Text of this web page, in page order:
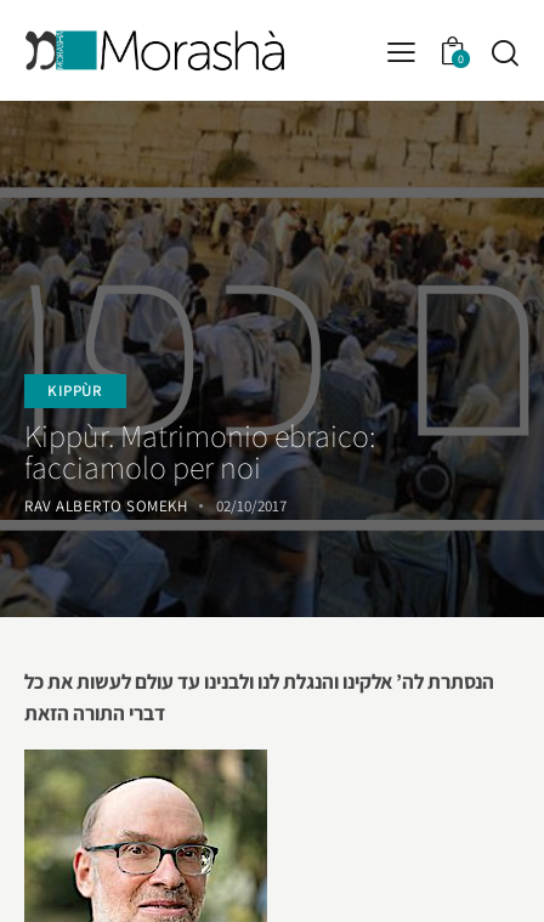
0
KIPPÙR
Kippùr. Matrimonio ebraico:
facciamolo per noi
RAV ALBERTO SOMEKH 02/10/2017
הנסתרת לה’ אלקינו והנגלת לנו ולבנינו עד עולם לעשות את כל
דברי התורה הזאת